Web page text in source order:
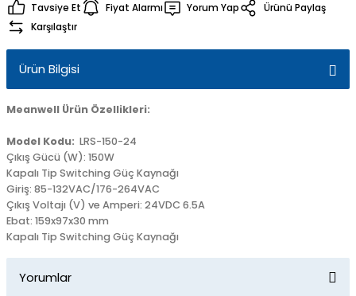
Tavsiye Et Fiyat Alarmı Yorum Yap
Ürünü Paylaş
Karşılaştır
Ürün Bilgisi
Meanwell Ürün Özellikleri:
Model Kodu: LRS-150-24
Çıkış Gücü (W): 150W
Kapalı Tip Switching Güç Kaynağı
Giriş: 85-132VAC/176-264VAC
Çıkış Voltajı (V) ve Amperi: 24VDC 6.5A
Ebat: 159x97x30 mm
Kapalı Tip Switching Güç Kaynağı
Yorumlar